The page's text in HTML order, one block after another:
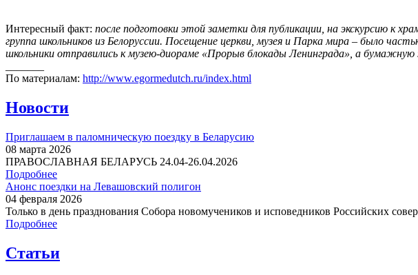
Интересный факт: после подготовки этой заметки для публикации, на экскурсию к
группа школьников из Белоруссии. Посещение церкви, музея и Парка мира – было
школьники отправились к музею-диораме «Прорыв блокады Ленинграда», а
По материалам: http://www.egormedutch.ru/index.html
Новости
Приглашаем в паломническую поездку в Беларусию
08 марта 2026
ПРАВОСЛАВНАЯ БЕЛАРУСЬ 24.04-26.04.2026
Подробнее
Анонс поездки на Левашовский полигон
04 февраля 2026
Только в день празднования Собора новомучеников и исповедников Российских
Подробнее
Статьи